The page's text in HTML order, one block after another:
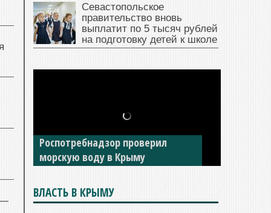
—
Севастопольское
правительство вновь
выплатит по 5 тысяч рублей
на подготовку детей к школе
Роспотребнадзор проверил
морскую воду в Крыму
ВЛАСТЬ В КРЫМУ